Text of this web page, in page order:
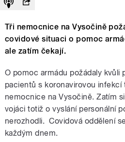
Tři nemocnice na Vysočině
covidové situaci o pomoc
ale zatím čekají.
O pomoc armádu požádaly kvůli
pacientů s koronavirovou
nemocnice na Vysočině. Zatím
vojáci totiž o vyslání personální
nerozhodli. Covidová oddělení
každým dnem.